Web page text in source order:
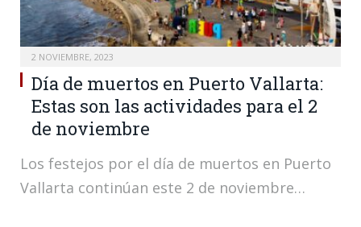
2 NOVIEMBRE, 2023
Día de muertos en Puerto Vallarta:
Estas son las actividades para el 2
de noviembre
Los festejos por el día de muertos en Puerto
Vallarta continúan este 2 de noviembre…